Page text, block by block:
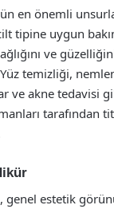
en önemli
tipine uygun
ve
temizliği,
ve akne tedavisi
tarafından
genel estetik